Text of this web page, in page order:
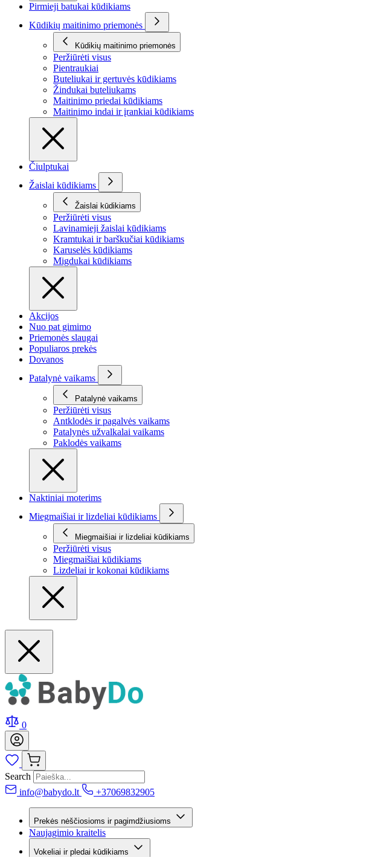
Pirmieji batukai kūdikiams
Kūdikių maitinimo priemonės
Kūdikių maitinimo priemonės
Peržiūrėti visus
Pientraukiai
Buteliukai ir gertuvės kūdikiams
Žindukai buteliukams
Maitinimo priedai kūdikiams
Maitinimo indai ir įrankiai kūdikiams
Čiulptukai
Žaislai kūdikiams
Žaislai kūdikiams
Peržiūrėti visus
Lavinamieji žaislai kūdikiams
Kramtukai ir barškučiai kūdikiams
Karuselės kūdikiams
Migdukai kūdikiams
Akcijos
Nuo pat gimimo
Priemonės slaugai
Populiaros prekės
Dovanos
Patalynė vaikams
Patalynė vaikams
Peržiūrėti visus
Antklodės ir pagalvės vaikams
Patalynės užvalkalai vaikams
Paklodės vaikams
Naktiniai moterims
Miegmaišiai ir lizdeliai kūdikiams
Miegmaišiai ir lizdeliai kūdikiams
Peržiūrėti visus
Miegmaišiai kūdikiams
Lizdeliai ir kokonai kūdikiams
0
Search
info@babydo.lt
+37069832905
Prekės nėščiosioms ir pagimdžiusioms
Naujagimio kraitelis
Vokeliai ir pledai kūdikiams